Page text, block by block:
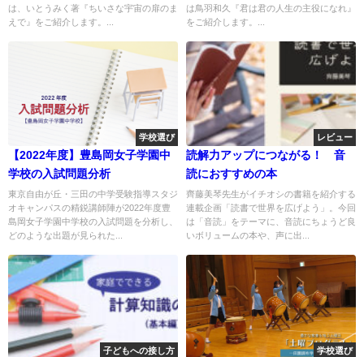
は、いとうみく著『ちいさな宇宙の扉のま
えで』をご紹介します。...
は鳥羽和久『君は君の人生の主役になれ』
をご紹介します。...
学校選び
【2022年度】豊島岡女子学園中
学校の入試問題分析
東京自由が丘・三田の中学受験指導スタジ
オキャンパスの精鋭講師陣が2022年度豊
島岡女子学園中学校の入試問題を分析し、
どのような出題が見られた...
レビュー
読解力アップにつながる！ 音
読におすすめの本
齊藤美琴先生がイチオシの書籍を紹介する
連載企画「読書で世界を広げよう」。今回
は「音読」をテーマに、音読にちょうど良
いボリュームの本や、声に出...
子どもへの接し方 学校選び